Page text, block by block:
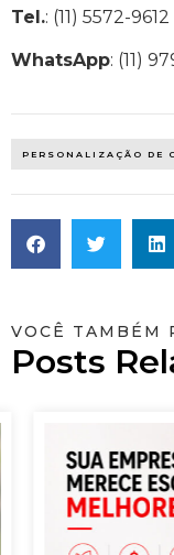
Tel.: (11) 5572-9612
WhatsApp: (11)
PERSONALIZAÇÃO DE
VOCÊ TAMBÉM
Posts